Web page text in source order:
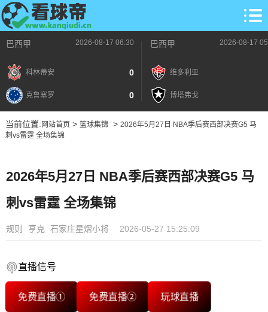
巴西甲 2026-08-17 06:30
科林蒂安 0
克鲁塞罗 0
巴西甲 2026-08-17
维多利亚
博塔弗戈
当前位置: 网站首页> 篮球集锦> 2026年5月27日 NBA季后赛西部决赛G5 马
刺vs雷霆 全场集锦
2026年5月27日 NBA季后赛西部决赛G5 马
刺vs雷霆 全场集锦
规则 亨克 石家庄星熠小将 2026-05-27 15:25:09
直播信号
免费直播① 免费直播② 玩球直播